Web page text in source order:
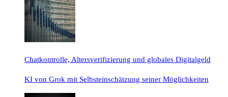
Chatkontrolle, Altersverifizierung und globales Digitalgeld
KI von Grok mit Selbsteinschätzung seiner Möglichkeiten